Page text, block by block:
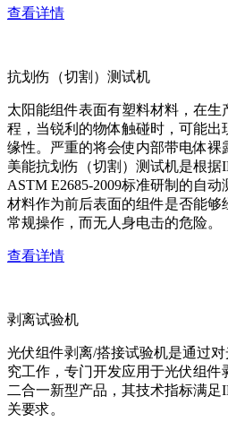
查看详情
抗划伤（切割）测试机
太阳能组件表面有塑料材料，在生
程，当锐利的物体触碰时，可能
缘性。严重的将会使内部带电体裸
美能抗划伤（切割）测试机是根据
ASTM E2685-2009标准研制的自
材料作为前后表面的组件是否能够
常规操作，而无人身电击的危险。
查看详情
剥离试验机
光伏组件剥离/搭接试验机是通过
究工作，专门开发应用于光伏组
二合一新型产品，其技术指标满足
关要求。